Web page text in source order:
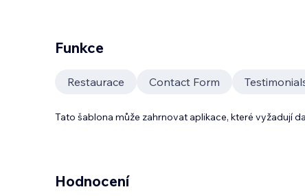
Funkce
Restaurace Contact Form
Tato šablona může zahrnovat aplikace, které vyžadují
Hodnocení